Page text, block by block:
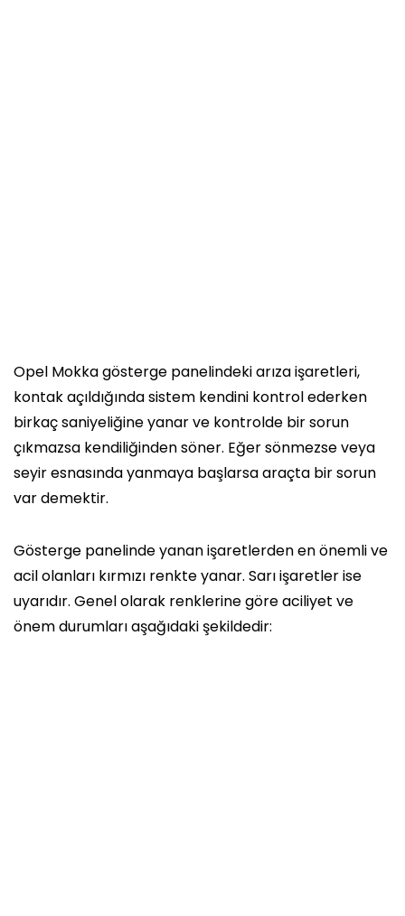
Opel Mokka gösterge panelindeki arıza işaretleri,
kontak açıldığında sistem kendini kontrol ederken
birkaç saniyeliğine yanar ve kontrolde bir sorun
çıkmazsa kendiliğinden söner. Eğer sönmezse veya
seyir esnasında yanmaya başlarsa araçta bir sorun
var demektir.
Gösterge panelinde yanan işaretlerden en önemli ve
acil olanları kırmızı renkte yanar. Sarı işaretler ise
uyarıdır. Genel olarak renklerine göre aciliyet ve
önem durumları aşağıdaki şekildedir: